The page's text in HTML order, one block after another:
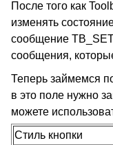
После того как
изменять
сообщение
сообщения,
Теперь займемся
в это поле нужно
можете
Стиль кнопки